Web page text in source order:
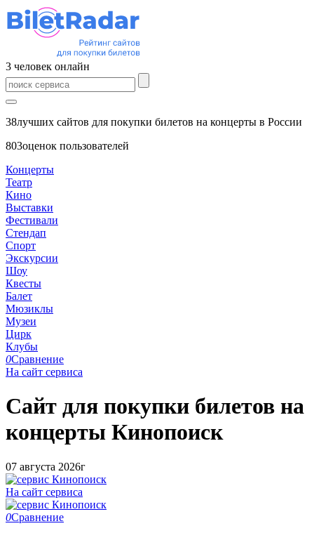
3 человек онлайн
38лучших сайтов для покупки билетов на концерты в России
803оценок пользователей
Концерты
Театр
Кино
Выставки
Фестивали
Стендап
Спорт
Экскурсии
Шоу
Квесты
Балет
Мюзиклы
Музеи
Цирк
Клубы
0Сравнение
На сайт сервиса
Сайт для покупки билетов на
концерты Кинопоиск
07 августа 2026г
На сайт сервиса
0Сравнение